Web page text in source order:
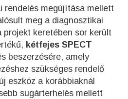
rendelés megújítása mellett
meg a diagnosztikai
projekt keretében sor került
kétfejes SPECT
beszerzésére, amely
szükséges rendelő
eszköz a korábbiaknál
sugárterhelés mellett